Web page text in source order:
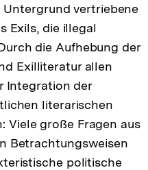
Untergrund vertriebene
Exils, die illegal
die Aufhebung der
Exilliteratur allen
Integration der
literarischen
Viele große Fragen aus
Betrachtungsweisen
politische